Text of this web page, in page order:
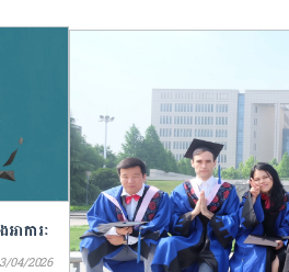
ាការៈ
04/2026